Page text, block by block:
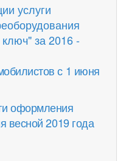
услуги
за 2016 -
с 1 июня
оформления
весной 2019 года